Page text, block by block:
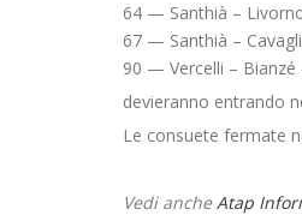
64 — Santhià –
67 — Santhià –
90 — Vercelli – Bianzé
devieranno entrando
Le consuete fermate
Vedi ancheAtap